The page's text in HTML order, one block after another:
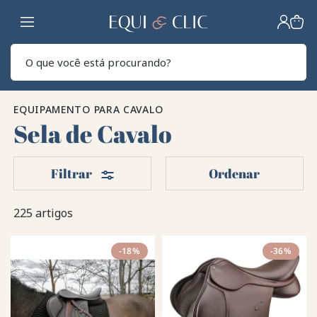
Lar
EQUIPAMENTO PARA CAVALO
Sela de Cavalo
225 artigos
Filtrar Filters Ordenar
-18% -36%